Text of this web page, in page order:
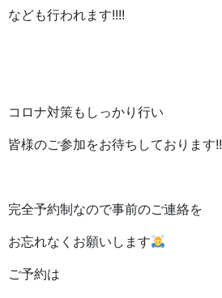
なども行われます!!!!
コロナ対策もしっかり行い
皆様のご参加をお待ちしております!!
完全予約制なので事前のご連絡を
お忘れなくお願いします
ご予約は